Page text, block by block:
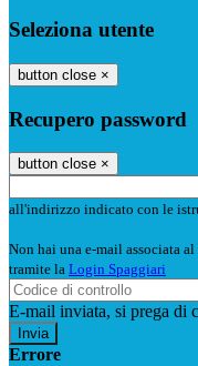
Seleziona utente
button close ×
Recupero password
button close ×
all'indirizzo indicato con le
Non hai una e-mail associata
tramite la Login Spaggiari
E-mail inviata, si prega di
Errore